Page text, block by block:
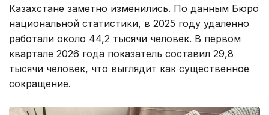
Казахстане заметно изменились. По данным Бюро
национальной статистики, в 2025 году удаленно
работали около 44,2 тысячи человек. В первом
квартале 2026 года показатель составил 29,8
тысячи человек, что выглядит как существенное
сокращение.